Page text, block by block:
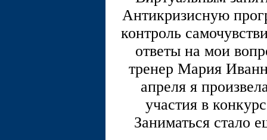
Антикризисную
контроль
ответы на мои
тренер Мария
апреля я
участия в
Заниматься стало